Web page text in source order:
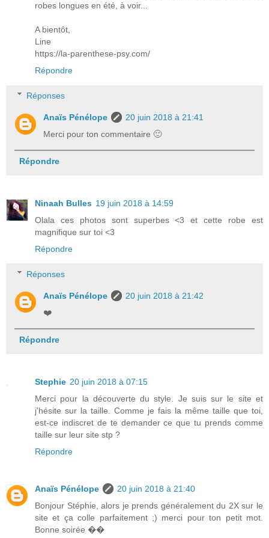
robes longues en été, à voir...
A bientôt,
Line
https://la-parenthese-psy.com/
Répondre
Réponses
Anaïs Pénélope
20 juin 2018 à 21:41
Merci pour ton commentaire 🙂
Répondre
Ninaah Bulles 19 juin 2018 à 14:59
Olala ces photos sont superbes <3 et cette robe est
magnifique sur toi <3
Répondre
Réponses
Anaïs Pénélope
20 juin 2018 à 21:42
❤️
Répondre
Stephie 20 juin 2018 à 07:15
Merci pour la découverte du style. Je suis sur le site et
j'hésite sur la taille. Comme je fais la même taille que toi,
est-ce indiscret de te demander ce que tu prends comme
taille sur leur site stp ?
Répondre
Anaïs Pénélope
20 juin 2018 à 21:40
Bonjour Stéphie, alors je prends généralement du 2X sur le
site et ça colle parfaitement ;) merci pour ton petit mot.
Bonne soirée ��